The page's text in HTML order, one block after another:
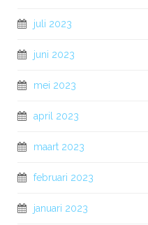
juli 2023
juni 2023
mei 2023
april 2023
maart 2023
februari 2023
januari 2023